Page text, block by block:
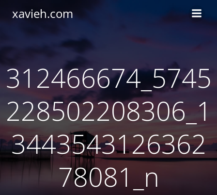
xavieh.com
312466674_5745
228502208306_1
3443543126362
78081_n